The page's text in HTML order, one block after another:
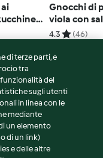
Gnocchi di
viola con
pepe rosa
persone)
4.3 (46)
di terze parti, e
tra
del
sugli utenti
in linea con le
mediante
un elemento
di un link)
e delle altre